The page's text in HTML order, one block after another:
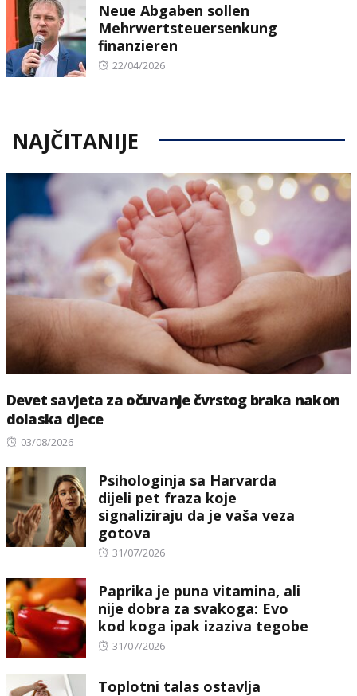
Neue Abgaben sollen
Mehrwertsteuersenkung
finanzieren
Posted
22/04/2026
NAJČITANIJE
Devet savjeta za očuvanje čvrstog braka nakon
dolaska djece
Posted
03/08/2026
Psihologinja sa Harvarda
dijeli pet fraza koje
signaliziraju da je vaša veza
gotova
Posted
31/07/2026
Paprika je puna vitamina, ali
nije dobra za svakoga: Evo
kod koga ipak izaziva tegobe
Posted
31/07/2026
Toplotni talas ostavlja